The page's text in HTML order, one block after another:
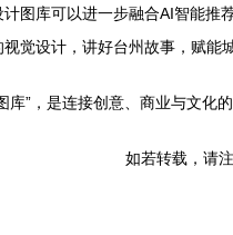
图库可以进一步融合AI智能
觉设计，讲好台州故事，赋能
库”，是连接创意、商业与文化
如若转载，请